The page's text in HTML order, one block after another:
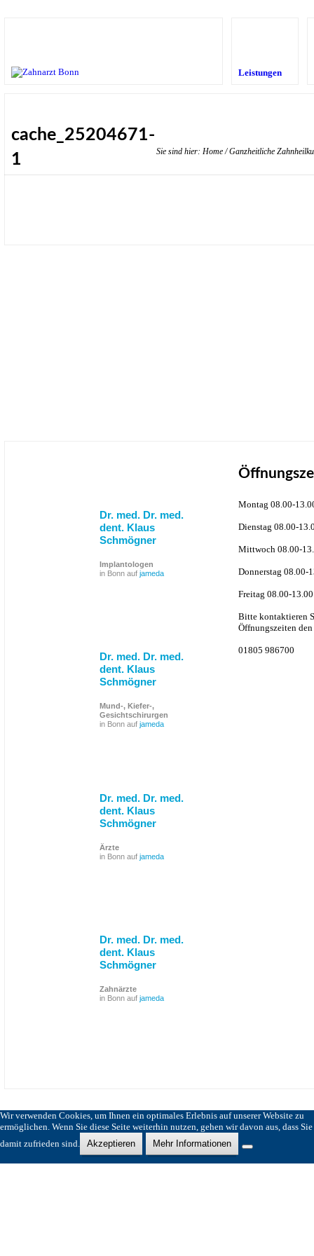
Leistungen
cache_25204671-
1
Sie sind hier: Home/Ganzheitliche
Dr. med. Dr. med.
dent. Klaus
Schmögner
Implantologen
in Bonn auf jameda
Dr. med. Dr. med.
dent. Klaus
Schmögner
Mund-, Kiefer-,
Gesichtschirurgen
in Bonn auf jameda
Dr. med. Dr. med.
dent. Klaus
Schmögner
Ärzte
in Bonn auf jameda
Dr. med. Dr. med.
dent. Klaus
Schmögner
Zahnärzte
in Bonn auf jameda
Montag 08.00-
Dienstag 08.00-
Mittwoch 08.00-
Donnerstag 08.00-
Freitag 08.00-
Bitte kontaktieren
Öffnungszeiten
01805 986700
Wir verwenden Cookies, um Ihnen ein optimales Erlebnis auf unserer Website zu
ermöglichen. Wenn Sie diese Seite weiterhin nutzen, gehen wir davon aus, dass Sie
damit zufrieden sind.
Akzeptieren Mehr Informationen